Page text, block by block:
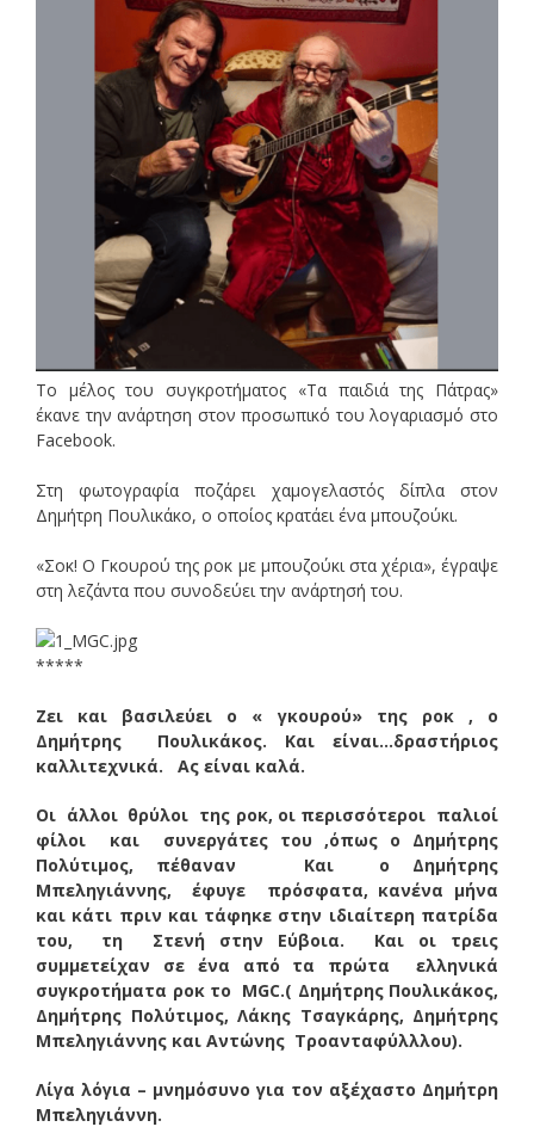
Το μέλος του συγκροτήματος «Τα παιδιά της Πάτρας»
έκανε την ανάρτηση στον προσωπικό του λογαριασμό στο
Facebook.
Στη φωτογραφία ποζάρει χαμογελαστός δίπλα στον
Δημήτρη Πουλικάκο, ο οποίος κρατάει ένα μπουζούκι.
«Σοκ! Ο Γκουρού της ροκ με μπουζούκι στα χέρια», έγραψε
στη λεζάντα που συνοδεύει την ανάρτησή του.
*****
Ζει και βασιλεύει ο « γκουρού» της ροκ , ο
Δημήτρης Πουλικάκος. Και είναι…δραστήριος
καλλιτεχνικά. Ας είναι καλά.
Οι άλλοι θρύλοι της ροκ, οι περισσότεροι παλιοί
φίλοι και συνεργάτες του ,όπως ο Δημήτρης
Πολύτιμος, πέθαναν Και ο Δημήτρης
Μπεληγιάννης, έφυγε πρόσφατα, κανένα μήνα
και κάτι πριν και τάφηκε στην ιδιαίτερη πατρίδα
του, τη Στενή στην Εύβοια. Και οι τρεις
συμμετείχαν σε ένα από τα πρώτα ελληνικά
συγκροτήματα ροκ το MGC.( Δημήτρης Πουλικάκος,
Δημήτρης Πολύτιμος, Λάκης Τσαγκάρης, Δημήτρης
Μπεληγιάννης και Αντώνης Τροανταφύλλλου).
Λίγα λόγια – μνημόσυνο για τον αξέχαστο Δημήτρη
Μπεληγιάννη.